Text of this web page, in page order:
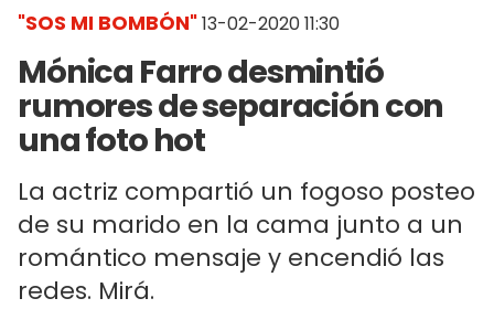
"SOS MI BOMBÓN"13-02-2020 11:30
Mónica Farro desmintió
rumores de separación con
una foto hot
La actriz compartió un fogoso posteo
de su marido en la cama junto a un
romántico mensaje y encendió las
redes. Mirá.